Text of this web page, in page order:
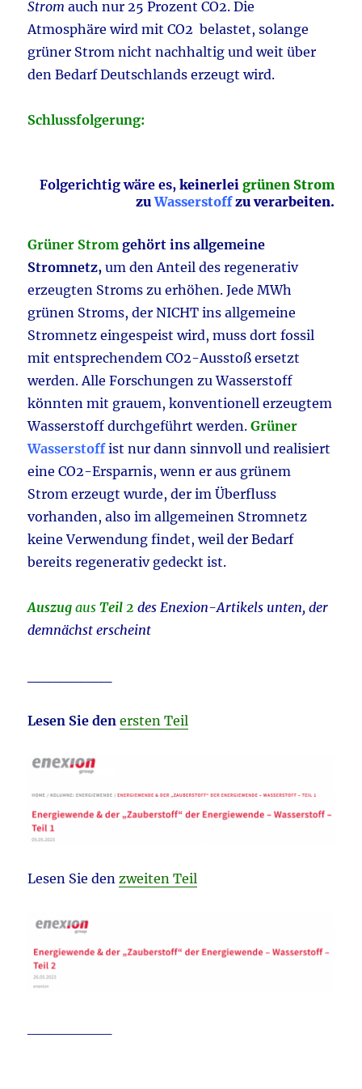
Strom auch nur 25 Prozent CO2. Die
Atmosphäre wird mit CO2 belastet, solange
grüner Strom nicht nachhaltig und weit über
den Bedarf Deutschlands erzeugt wird.
Schlussfolgerung:
Folgerichtig wäre es,keinerleigrünen Strom
zuWasserstoffzu verarbeiten.
Grüner Strom gehört ins allgemeine
Stromnetz, um den Anteil des regenerativ
erzeugten Stroms zu erhöhen. Jede MWh
grünen Stroms, der NICHT ins allgemeine
Stromnetz eingespeist wird, muss dort fossil
mit entsprechendem CO2-Ausstoß ersetzt
werden. Alle Forschungen zu Wasserstoff
könnten mit grauem, konventionell erzeugtem
Wasserstoff durchgeführt werden.Grüner
Wasserstoff ist nur dann sinnvoll und realisiert
eine CO2-Ersparnis, wenn er aus grünem
Strom erzeugt wurde, der im Überfluss
vorhanden, also im allgemeinen Stromnetz
keine Verwendung findet, weil der Bedarf
bereits regenerativ gedeckt ist.
Auszug ausTeil 2 des Enexion-Artikels unten, der
demnächst erscheint
Lesen Sie den ersten Teil
Lesen Sie denzweiten Teil